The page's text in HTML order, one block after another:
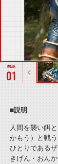
01
■説明
人間を襲い餌
かもう）と戦
ひとりである
きげん・おん